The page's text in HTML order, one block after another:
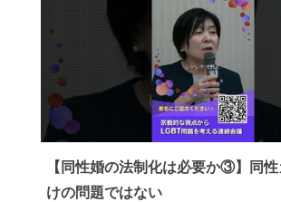
【同性婚の法制化は必要か③】同
けの問題ではない